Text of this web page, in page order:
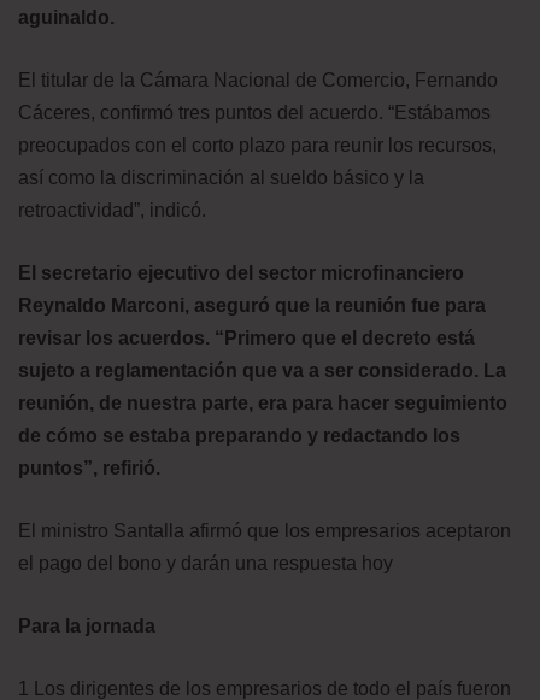
aguinaldo.
El titular de la Cámara Nacional de Comercio, Fernando
Cáceres, confirmó tres puntos del acuerdo. “Estábamos
preocupados con el corto plazo para reunir los recursos,
así como la discriminación al sueldo básico y la
retroactividad”, indicó.
El secretario ejecutivo del sector microfinanciero
Reynaldo Marconi, aseguró que la reunión fue para
revisar los acuerdos. “Primero que el decreto está
sujeto a reglamentación que va a ser considerado. La
reunión, de nuestra parte, era para hacer seguimiento
de cómo se estaba preparando y redactando los
puntos”, refirió.
El ministro Santalla afirmó que los empresarios aceptaron
el pago del bono y darán una respuesta hoy
Para la jornada
1 Los dirigentes de los empresarios de todo el país fueron